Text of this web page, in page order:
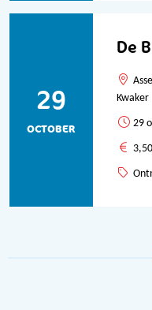
De
29
OCTOBER
Kwaker
29
3,50